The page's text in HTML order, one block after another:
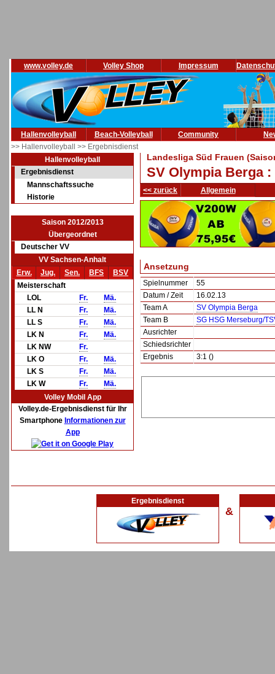
www.volley.de Volley Shop Impressum
Hallenvolleyball Beach-Volleyball Community
>> Hallenvolleyball >> Ergebnisdienst
Hallenvolleyball
Ergebnisdienst
Mannschaftssuche
Historie
Saison 2012/2013
Übergeordnet
Deutscher VV
VV Sachsen-Anhalt
Erw.
Jug. Sen. BFS
BSV
Meisterschaft
LOL
Fr.
Mä.
LL N
Fr.
Mä.
LL S
Fr.
Mä.
LK N
Fr.
Mä.
LK NW
Fr.
LK O
Fr.
Mä.
LK S
Fr.
Mä.
LK W
Fr.
Mä.
Volley Mobil App
Volley.de-Ergebnisdienst für Ihr
Smartphone Informationen zur
App
Landesliga Süd Frauen
SV Olympia Berga :
<< zurück Allgemein
Ansetzung
Spielnummer
55
Datum / Zeit
16.02.13
Team A
SV Olympia Berga
Team B
SG HSG Merseburg/
Ausrichter
Schiedsrichter
Ergebnis
3:1 ()
Ergebnisdienst
&